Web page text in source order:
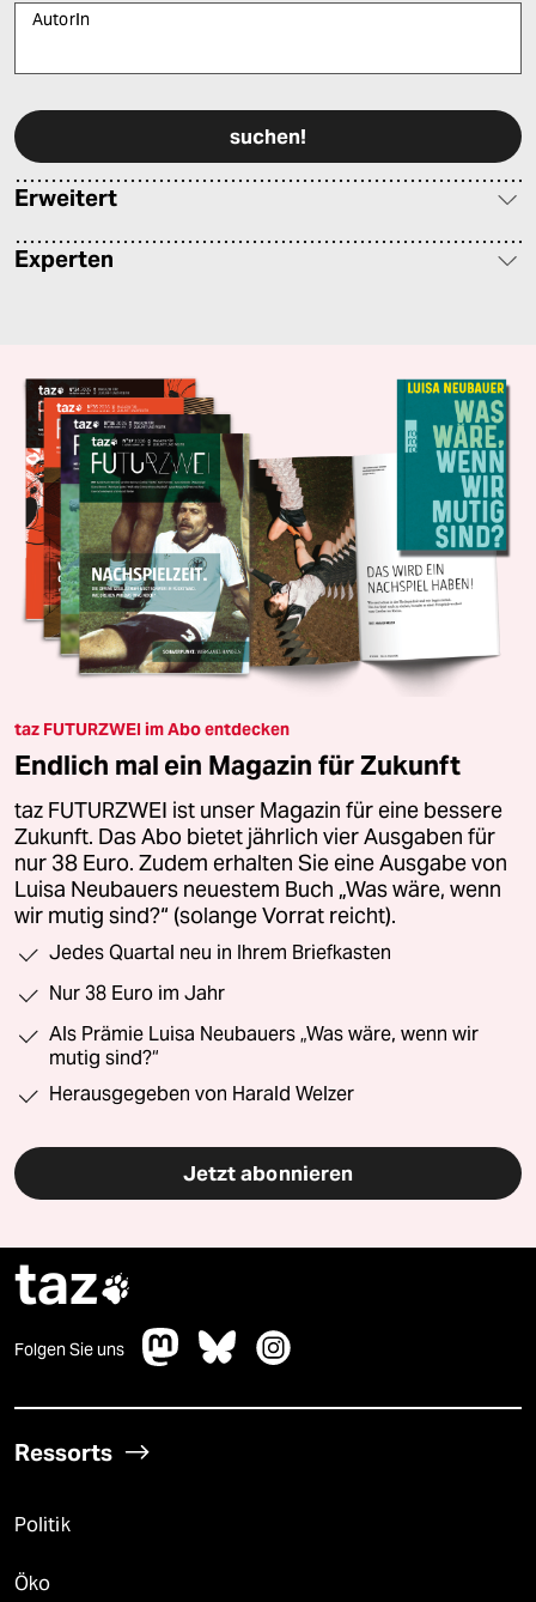
AutorIn
Erweitert
Experten
taz FUTURZWEI im Abo entdecken
Endlich mal ein Magazin für Zukunft
taz FUTURZWEI ist unser Magazin für eine bessere
Zukunft. Das Abo bietet jährlich vier Ausgaben für
nur 38 Euro. Zudem erhalten Sie eine Ausgabe von
Luisa Neubauers neuestem Buch „Was wäre, wenn
wir mutig sind?“ (solange Vorrat reicht).
Jedes Quartal neu in Ihrem Briefkasten
Nur 38 Euro im Jahr
Als Prämie Luisa Neubauers „Was wäre, wenn wir
mutig sind?“
Herausgegeben von Harald Welzer
Jetzt abonnieren
taz
Folgen Sie uns
Ressorts
Politik
Öko